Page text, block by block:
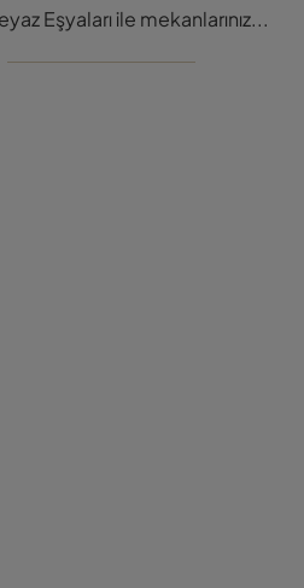
Miele Beyaz Eşyaları ile mekanlarınızı tamamlamak ister misiniz? İşte G 7080 SCVi AutoDos gibi çeşitli bulaşık makin